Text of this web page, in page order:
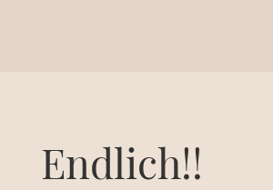
Endlich!!